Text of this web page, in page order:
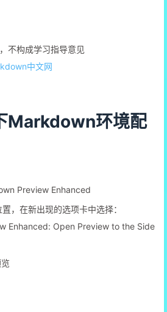
不构成学习指导意见
中文网
Markdown环境配
Preview Enhanced
，在新出现的选项卡中选择：
Enhanced: Open Preview to the Side